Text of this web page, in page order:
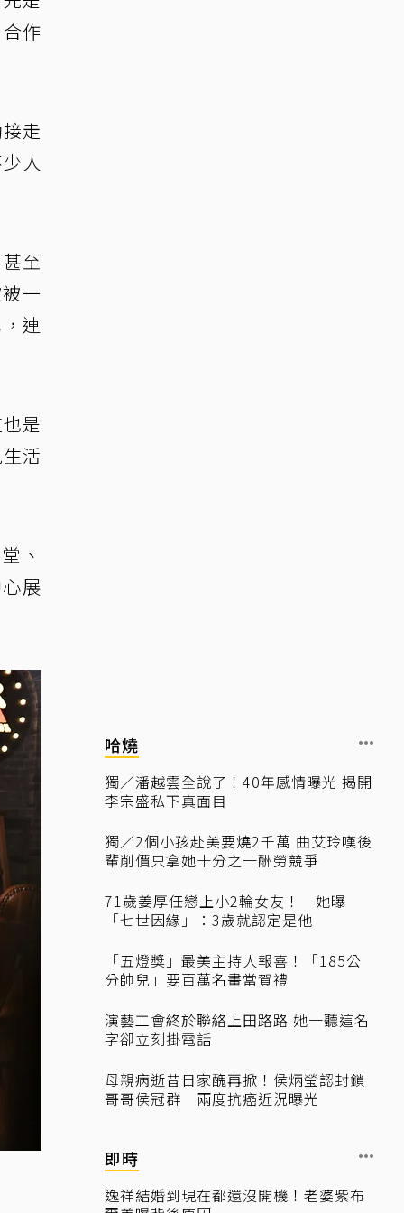
作
走
人
至
一
連
是
活
、
展
哈燒
獨／潘越雲全說了！40年感情曝光 揭開
李宗盛私下真面目
獨／2個小孩赴美要燒2千萬 曲艾玲嘆後
輩削價只拿她十分之一酬勞競爭
71歲姜厚任戀上小2輪女友！ 她曝
「七世因緣」：3歲就認定是他
「五燈獎」最美主持人報喜！「185公
分帥兒」要百萬名畫當賀禮
演藝工會終於聯絡上田路路 她一聽這名
字卻立刻掛電話
母親病逝昔日家醜再掀！侯炳瑩認封鎖
哥哥侯冠群 兩度抗癌近況曝光
即時
逸祥結婚到現在都還沒開機！老婆紫布